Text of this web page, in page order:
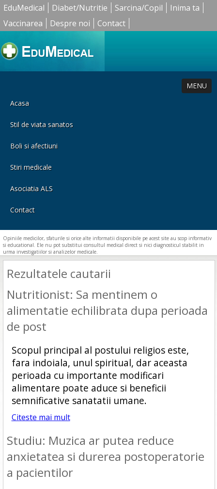
EduMedical Diabet/Nutritie Sarcina/Copil
Inima ta
Vaccinarea
Despre noi Contact
MENU
Acasa
Stil de viata sanatos
Boli si afectiuni
Stiri medicale
Asociatia ALS
Contact
Opiniile medicilor, sfaturile si orice alte informatii disponibile pe acest site au scop informativ
si educational. Ele nu pot substitui consultul medical direct si nici diagnosticul stabilit in
urma investigatiilor si analizelor medicale.
Rezultatele cautarii
Nutritionist: Sa mentinem o
alimentatie echilibrata dupa perioada
de post
Scopul principal al postului religios este,
fara indoiala, unul spiritual, dar aceasta
perioada cu importante modificari
alimentare poate aduce si beneficii
semnificative sanatatii umane.
Citeste mai mult
Studiu: Muzica ar putea reduce
anxietatea si durerea postoperatorie
a pacientilor